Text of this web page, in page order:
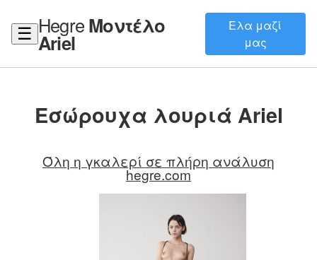
☰ HegreΜοντέλο
Ariel
Ελα μαζί
μας
Εσώρουχα λουριά Ariel
Όλη η γκαλερί σε πλήρη ανάλυση
hegre.com